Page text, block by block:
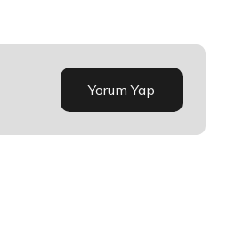
Yorum Yap